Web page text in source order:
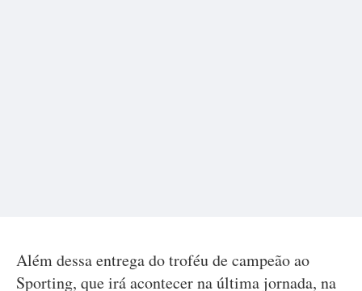
Além dessa entrega do troféu de campeão ao
Sporting, que irá acontecer na última jornada, na